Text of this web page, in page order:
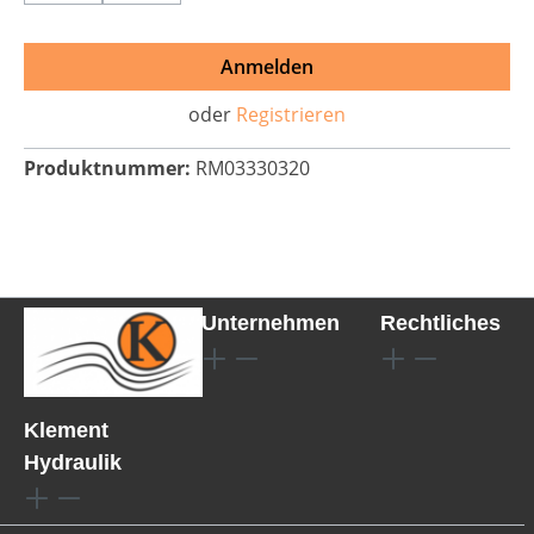
Anmelden
oder Registrieren
Produktnummer: RM03330320
Klement
Hydraulik
Unternehmen Rechtliches